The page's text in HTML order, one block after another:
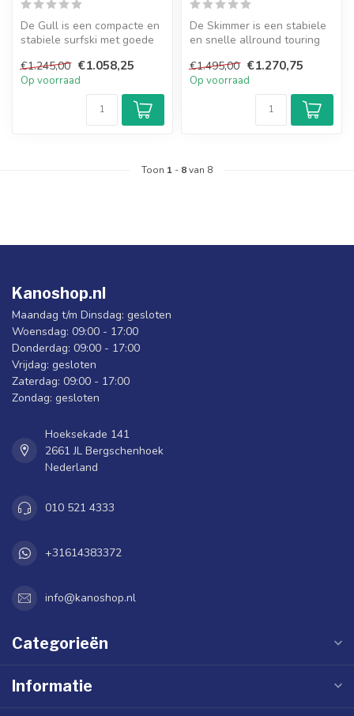
De Gull is een compacte en
stabiele surfski met goede
€1.245,00 €1.058,25
Op voorraad
De Skimmer is een stabiele
en snelle allround touring
€1.495,00 €1.270,75
Op voorraad
Toon 1 - 8van 8
Kanoshop.nl
Maandag t/m Dinsdag: gesloten
Woensdag: 09:00 - 17:00
Donderdag: 09:00 - 17:00
Vrijdag: gesloten
Zaterdag: 09:00 - 17:00
Zondag: gesloten
Hoeksekade 141
2661 JL Bergschenhoek
Nederland
010 521 4333
+31614383372
info@kanoshop.nl
Categorieën
Informatie